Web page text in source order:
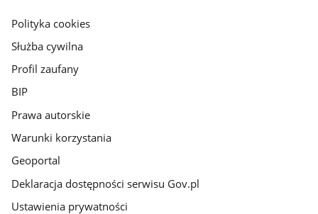
gov.pl
Polityka cookies
Służba cywilna
Profil zaufany
BIP
Prawa autorskie
Warunki korzystania
Geoportal
Deklaracja dostępności serwisu Gov.pl
Ustawienia prywatności